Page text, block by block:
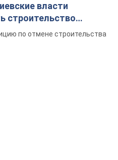
власти
строительство
верующего"
по отмене строительства